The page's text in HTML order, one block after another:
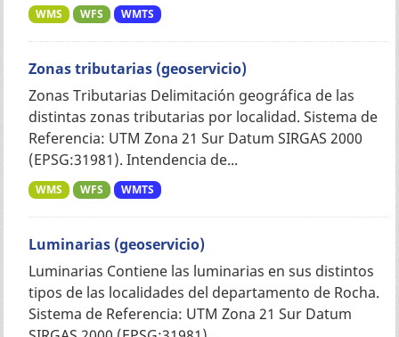
WMS WFS WMTS
Zonas tributarias (geoservicio)
Zonas Tributarias Delimitación geográfica de las
distintas zonas tributarias por localidad. Sistema de
Referencia: UTM Zona 21 Sur Datum SIRGAS 2000
(EPSG:31981). Intendencia de...
WMS WFS WMTS
Luminarias (geoservicio)
Luminarias Contiene las luminarias en sus distintos
tipos de las localidades del departamento de Rocha.
Sistema de Referencia: UTM Zona 21 Sur Datum